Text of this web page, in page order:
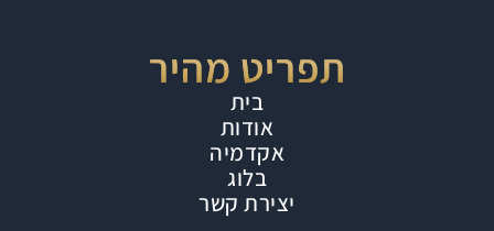
תפריט מהיר
בית
אודות
אקדמיה
בלוג
יצירת קשר